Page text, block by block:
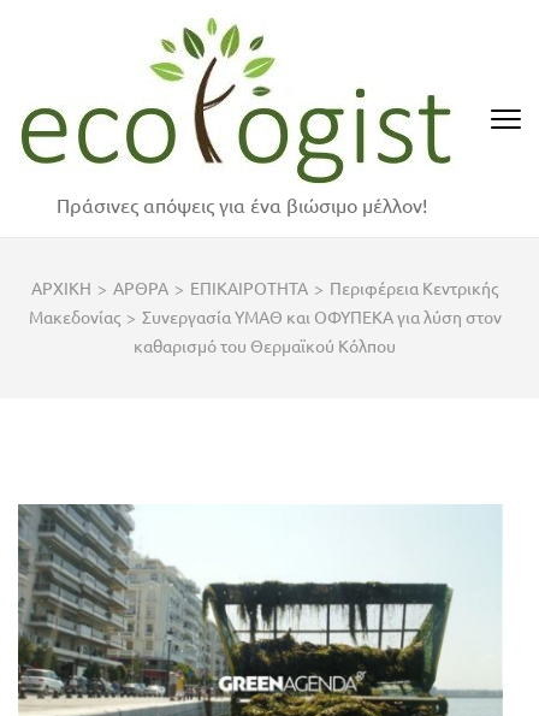
Enter)
Πράσινες απόψεις για ένα βιώσιμο μέλλον!
ΑΡΧΙΚΗ > ΑΡΘΡΑ > ΕΠΙΚΑΙΡΟΤΗΤΑ > Περιφέρεια Κεντρικής
Μακεδονίας > Συνεργασία ΥΜΑΘ και ΟΦΥΠΕΚΑ για λύση στον
καθαρισμό του Θερμαϊκού Κόλπου